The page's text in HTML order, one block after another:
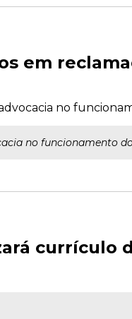
em
no
no funcionamento
currículo